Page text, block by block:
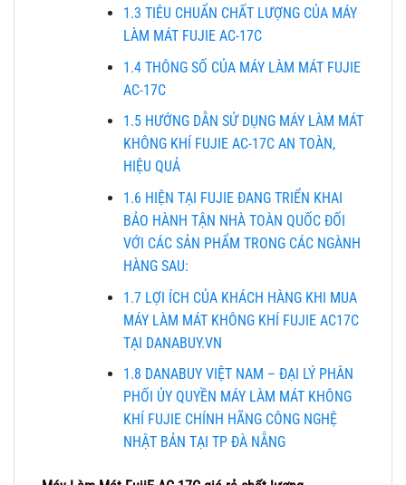
1.3 TIÊU CHUẨN CHẤT LƯỢNG CỦA MÁY
LÀM MÁT FUJIE AC-17C
1.4THÔNG SỐ CỦA MÁY LÀM MÁT FUJIE
AC-17C
1.5HƯỚNG DẪN SỬ DỤNG MÁY LÀM MÁT
KHÔNG KHÍ FUJIE AC-17C AN TOÀN,
HIỆU QUẢ
1.6 HIỆN TẠI FUJIE ĐANG TRIỂN KHAI
BẢO HÀNH TẬN NHÀ TOÀN QUỐC ĐỐI
VỚI CÁC SẢN PHẨM TRONG CÁC NGÀNH
HÀNG SAU:
1.7LỢI ÍCH CỦA KHÁCH HÀNG KHI MUA
MÁY LÀM MÁT KHÔNG KHÍ FUJIE AC17C
TẠI DANABUY.VN
1.8 DANABUY VIỆT NAM – ĐẠI LÝ PHÂN
PHỐI ỦY QUYỀN MÁY LÀM MÁT KHÔNG
KHÍ FUJIE CHÍNH HÃNG CÔNG NGHỆ
NHẬT BẢN TẠI TP ĐÀ NẴNG